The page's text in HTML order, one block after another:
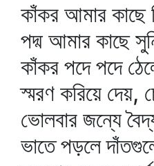
কাঁকর আমার
পদ্ম আমার কাছে
কাঁকর পদে পদে
স্মরণ করিয়ে দেয়,
ভোলবার জন্যে
ভাতে পড়লে